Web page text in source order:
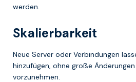
werden.
Skalierbarkeit
Neue Server oder Verbindungen
hinzufügen, ohne große
vorzunehmen.